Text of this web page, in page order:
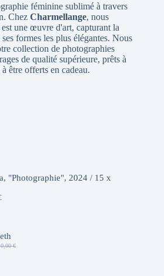
féminine sublimé à travers
Chez Charmellange, nous
une œuvre d'art, capturant la
formes les plus élégantes. Nous
collection de photographies
de qualité supérieure, prêts à
être offerts en cadeau.
"Photographie", 2024 / 15 x
€